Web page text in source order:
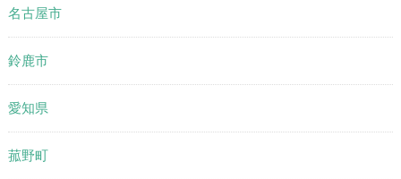
名古屋市
鈴鹿市
愛知県
菰野町